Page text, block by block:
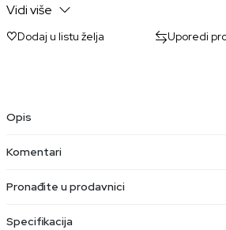
Sigurnosni poklopac sa funkcijom protiv
Vidi više
Dodaj u listu želja Uporedi
Opis
Komentari
Pronađite u prodavnici
Specifikacija